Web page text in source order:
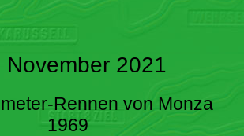
November 2021
Rennen von Monza
1969